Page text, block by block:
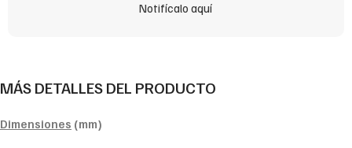
Notifícalo aquí
MÁS DETALLES DEL PRODUCTO
Dimensiones (mm)